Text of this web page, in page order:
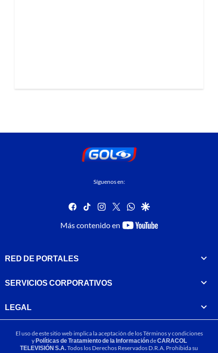
Síguenos en:
facebook
tiktok instagram
twitterwhatsapp
google
Más contenido en
youtube-
RED DE PORTALES
SERVICIOS CORPORATIVOS
LEGAL
El uso de este sitio web implica la aceptación de losTérminos y condiciones
yPolíticas de Tratamiento de la InformacióndeCARACOL
TELEVISIÓN S.A.Todos los Derechos Reservados D.R.A. Prohibida su